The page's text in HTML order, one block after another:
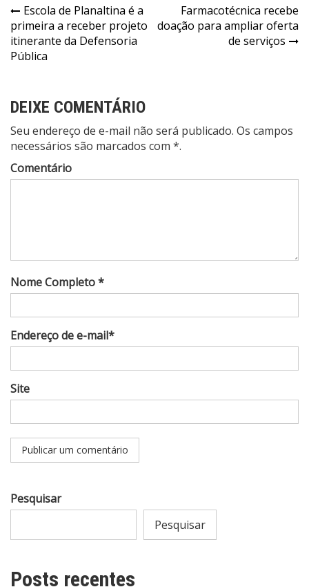
Navegação
de
Post
Escola de Planaltina é a
primeira a receber projeto
itinerante da Defensoria
Pública
Farmacotécnica recebe
doação para ampliar oferta
de serviços
DEIXE COMENTÁRIO
Seu endereço de e-mail não será publicado. Os campos
necessários são marcados com *.
Comentário
Nome Completo *
Endereço de e-mail*
Site
Pesquisar
Pesquisar
Posts recentes